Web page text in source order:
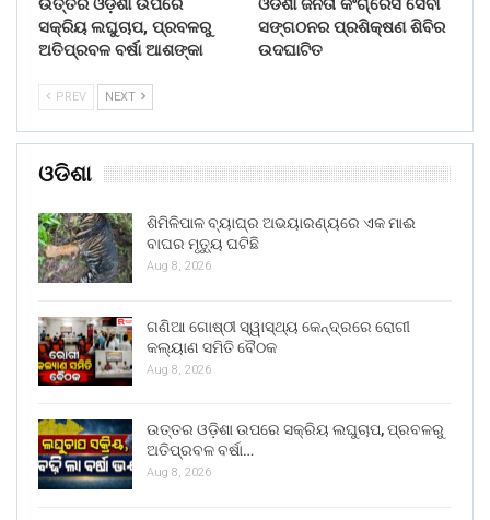
ଉତ୍ତର ଓଡ଼ିଶା ଉପରେ
ସକ୍ରିୟ ଲଘୁଚାପ, ପ୍ରବଳରୁ
ଅତିପ୍ରବଳ ବର୍ଷା ଆଶଙ୍କା
ଓଡିଶା ଜନତା କଂଗ୍ରେସ ସେବା
ସଙ୍ଗଠନର ପ୍ରଶିକ୍ଷଣ ଶିବିର
ଉଦଘାଟିତ
PREV NEXT
ଓଡିଶା
ଶିମିଳିପାଳ ବ୍ୟାଘ୍ର ଅଭୟାରଣ୍ୟରେ ଏକ ମାଈ
ବାଘର ମୃତ୍ୟୁ ଘଟିଛି
Aug 8, 2026
ଗଣିଆ ଗୋଷ୍ଠୀ ସ୍ୱାସ୍ଥ୍ୟ କେନ୍ଦ୍ରରେ ରୋଗୀ
କଲ୍ୟାଣ ସମିତି ବୈଠକ
Aug 8, 2026
ଉତ୍ତର ଓଡ଼ିଶା ଉପରେ ସକ୍ରିୟ ଲଘୁଚାପ, ପ୍ରବଳରୁ
ଅତିପ୍ରବଳ ବର୍ଷା…
Aug 8, 2026